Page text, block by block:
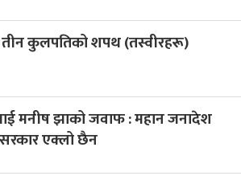
तीन कुलपतिको शपथ (तस्वीरहरू)
मनीष झाको जवाफ : महान जनादेश
एक्लो छैन